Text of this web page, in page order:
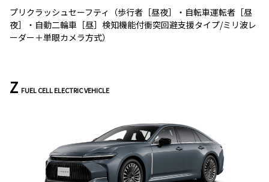
プリクラッシュセーフティ（歩行者［昼夜］・自転車運転者［昼
夜］・自動二輪車［昼］検知機能付衝突回避支援タイプ/ミリ波レ
ーダー＋単眼カメラ方式）
Z FUEL CELL ELECTRIC VEHICLE